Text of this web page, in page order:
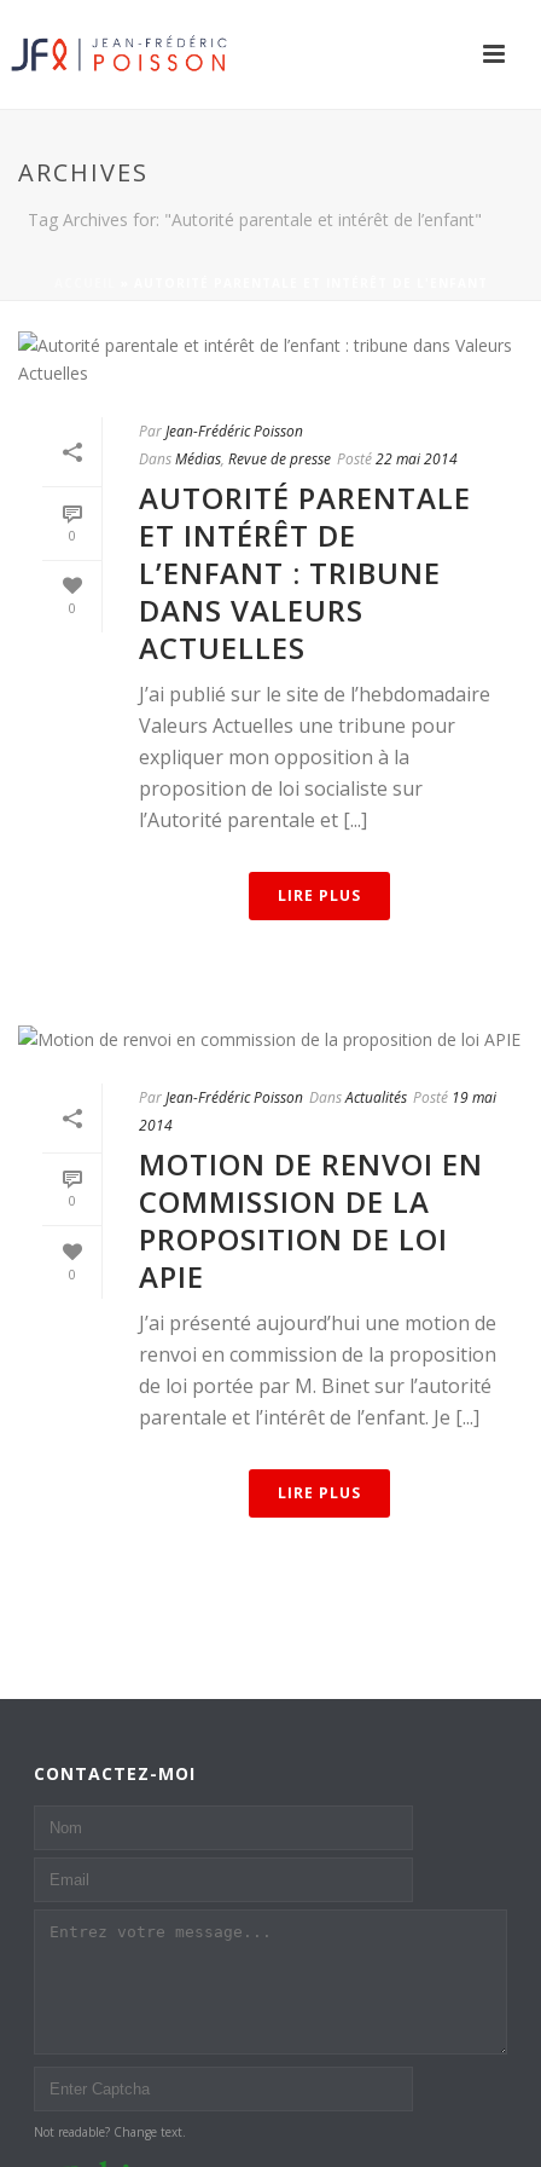
ARCHIVES
Tag Archives for: "Autorité parentale et intérêt de l’enfant"
0
0
ParJean-Frédéric Poisson
DansMédias, Revue de presse Posté22 mai 2014
AUTORITÉ PARENTALE
ET INTÉRÊT DE
L’ENFANT : TRIBUNE
DANS VALEURS
ACTUELLES
J’ai publié sur le site de l’hebdomadaire
Valeurs Actuelles une tribune pour
expliquer mon opposition à la
proposition de loi socialiste sur
l’Autorité parentale et [...]
LIRE PLUS
0
0
ParJean-Frédéric Poisson DansActualités Posté 19 mai
2014
MOTION DE RENVOI EN
COMMISSION DE LA
PROPOSITION DE LOI
APIE
J’ai présenté aujourd’hui une motion de
renvoi en commission de la proposition
de loi portée par M. Binet sur l’autorité
parentale et l’intérêt de l’enfant. Je [...]
LIRE PLUS
CONTACTEZ-MOI
Not readable? Change text.